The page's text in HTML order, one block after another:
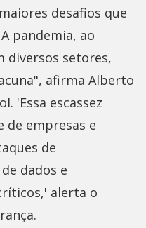
desafios que
pandemia, ao
diversos setores,
afirma Alberto
'Essa escassez
de empresas e
de
dados e
alerta o